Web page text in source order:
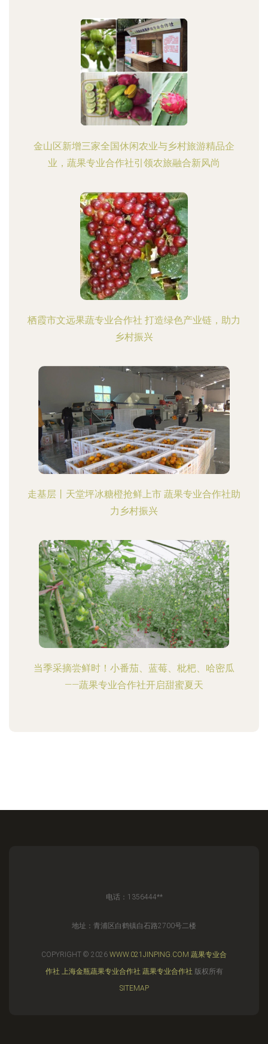
金山区新增三家全国休闲农业与乡村旅游精品企
业，蔬果专业合作社引领农旅融合新风尚
栖霞市文远果蔬专业合作社 打造绿色产业链，助力
乡村振兴
走基层丨天堂坪冰糖橙抢鲜上市 蔬果专业合作社助
力乡村振兴
当季采摘尝鲜时！小番茄、蓝莓、枇杷、哈密瓜
——蔬果专业合作社开启甜蜜夏天
电话：1356444**
地址：青浦区白鹤镇白石路2700号二楼
COPYRIGHT © 2026 WWW.021JINPING.COM 蔬果专业合
作社 上海金瓶蔬果专业合作社 蔬果专业合作社 版权所有
SITEMAP